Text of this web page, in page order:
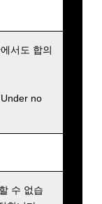
서도 합의
no
수 없습